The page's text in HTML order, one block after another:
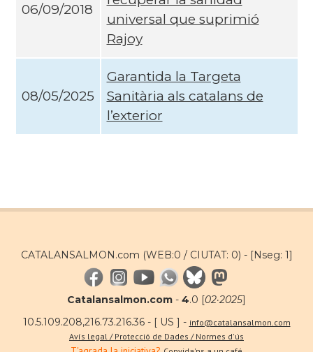
06/09/2018
universal que suprimió
Rajoy
08/05/2025
Garantida la Targeta
Sanitària als catalans de
l’exterior
CATALANSALMON.com (WEB:0 / CIUTAT: 0) - [Nseg: 1]
Catalansalmon.com - 4.0 [02·2025]
10.5.109.208,216.73.216.36 - [ US ] - info@catalansalmon.com
Avís legal / Protecció de Dades / Normes d'ús